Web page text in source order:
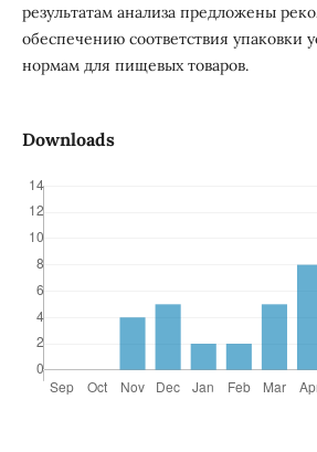
результатам анализа предложены
обеспечению соответствия упаковки
нормам для пищевых товаров.
Downloads